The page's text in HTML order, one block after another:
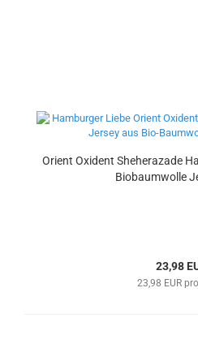
Orient Oxident Sheherazade
Biobaumwolle
23,98
23,98 EUR